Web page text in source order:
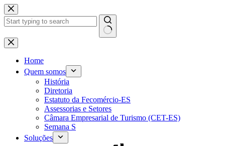
Pular
para
o
Home
Quem somos
História
Diretoria
Estatuto da Fecomércio-ES
Assessorias e Setores
Câmara Empresarial de Turismo (CET-ES)
Semana S
Soluções